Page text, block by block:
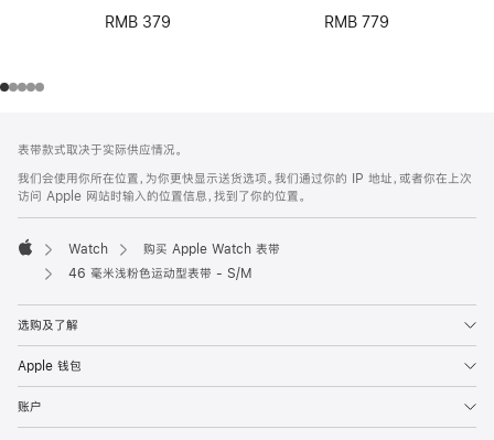
RMB 379 RMB 779
页
页
脚
注
表带款式取决于实际供应情况。
我们会使用你所在位置，为你更快显示送货选项。我们通过你的 IP 地址，或者你在上次
访问 Apple 网站时输入的位置信息，找到了你的位置。
Apple
Watch
购买 Apple Watch 表带
46 毫米浅粉色运动型表带 - S/M
选购及了解
Apple 钱包
账户